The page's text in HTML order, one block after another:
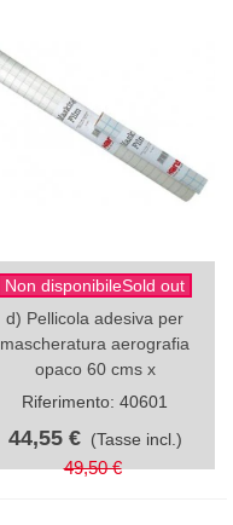
Non disponibileSold out
d) Pellicola adesiva per
mascheratura aerografia
opaco 60 cms x
Riferimento: 40601
44,55 € (Tasse incl.)
49,50 €